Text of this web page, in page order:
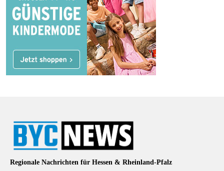
Regionale Nachrichten für Hessen & Rheinland-Pfalz